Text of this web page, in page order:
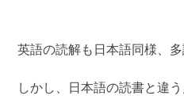
英語の読解も日本語同様、
しかし、日本語の読書と違う